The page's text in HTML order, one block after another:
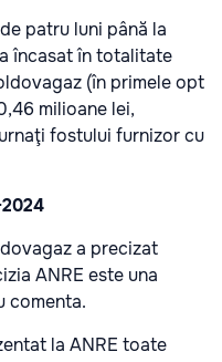
patru luni până la
încasat în totalitate
(în primele opt
milioane lei,
fostului furnizor cu
a precizat
ANRE este una
comenta.
la ANRE toate